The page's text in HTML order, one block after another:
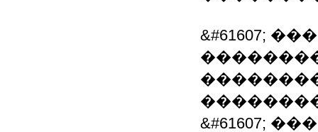
&#61607;
&#61607;